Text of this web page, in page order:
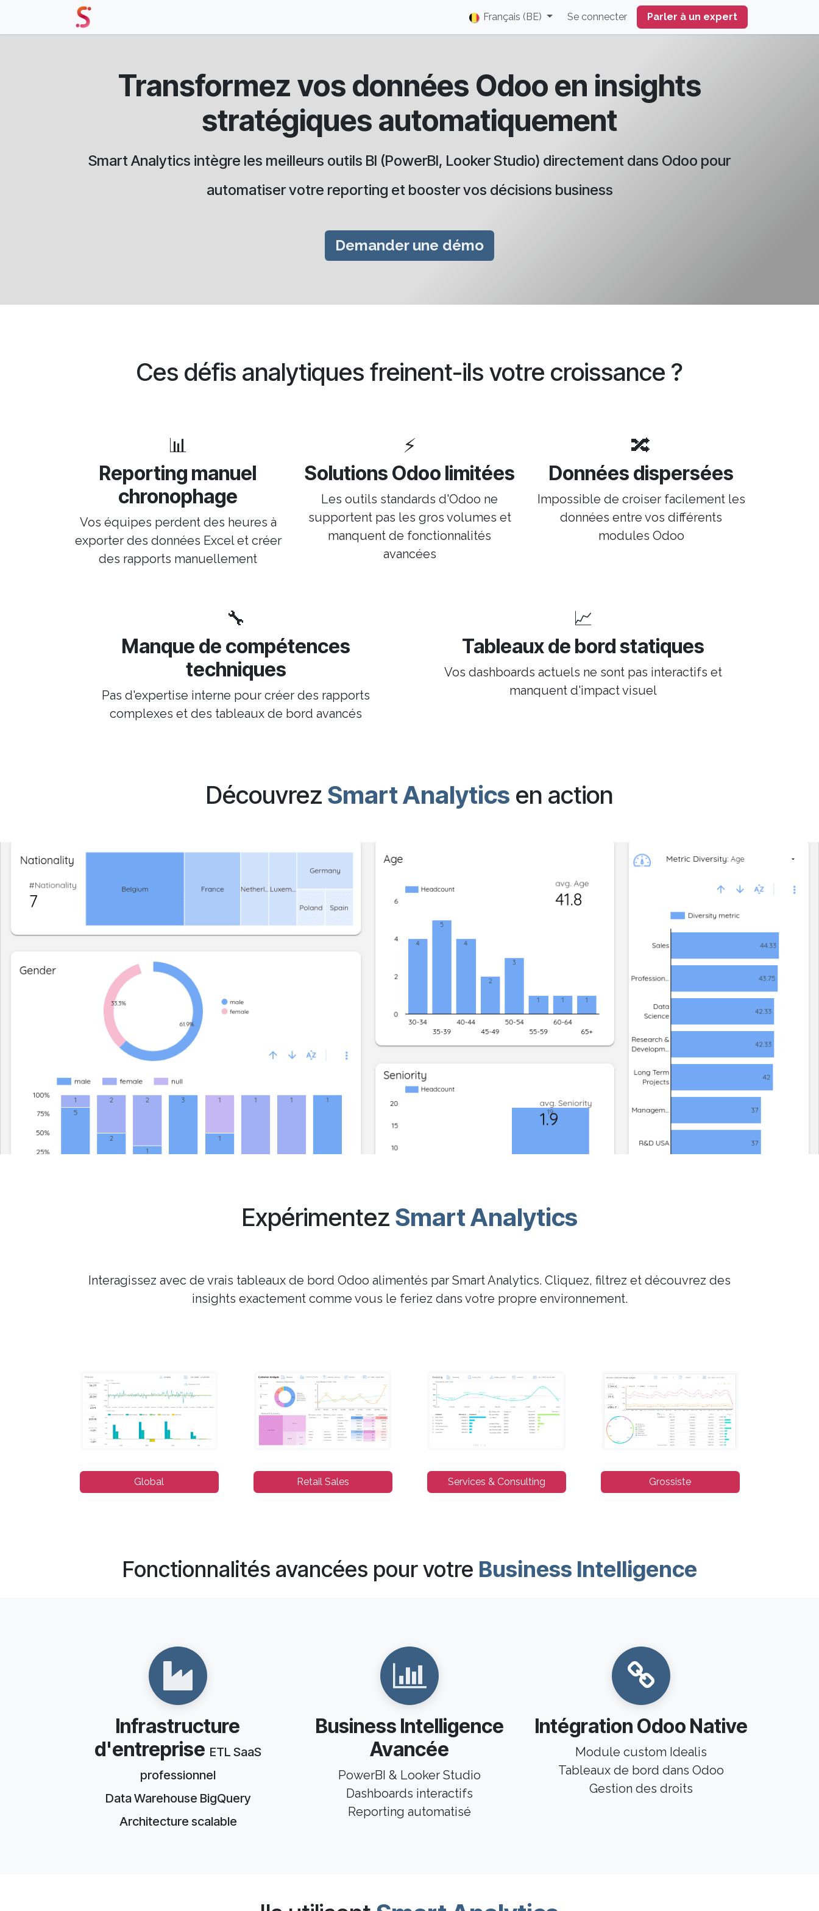
Se rendre au contenu
À Propos Postes
Français (BE) Se connecter Parler à un expert
Transformez vos données Odoo en insights
stratégiques automatiquement
Smart Analytics intègre les meilleurs outils BI (PowerBI, Looker Studio) directement dans Odoo pour
automatiser votre reporting et booster vos décisions business
Demander une démo
Ces défis analytiques freinent-ils votre croissance ?
📊
Reporting manuel
chronophage
Vos équipes perdent des heures à
exporter des données Excel et créer
des rapports manuellement
⚡
Solutions Odoo limitées
Les outils standards d'Odoo ne
supportent pas les gros volumes et
manquent de fonctionnalités
avancées
🔀
Données dispersées
Impossible de croiser facilement les
données entre vos différents
modules Odoo
🔧
Manque de compétences
techniques
Pas d'expertise interne pour créer des rapports
complexes et des tableaux de bord avancés
📈
Tableaux de bord statiques
Vos dashboards actuels ne sont pas interactifs et
manquent d'impact visuel
Découvrez Smart Analytics en action
Expérimentez Smart Analytics
Interagissez avec de vrais tableaux de bord Odoo alimentés par Smart Analytics. Cliquez, filtrez et découvrez des
insights exactement comme vous le feriez dans votre propre environnement.
Global​​ Retail Sales Services & Consulting Grossiste​​
Fonctionnalités avancées pour votre Business Intelligence
Infrastructure
d'entreprise ETL SaaS
professionnel
Data Warehouse BigQuery
Architecture scalable
Business Intelligence
Avancée
PowerBI & Looker Studio
Dashboards interactifs
Reporting automatisé
Intégration Odoo Native
Module custom Idealis
Tableaux de bord dans Odoo
Gestion des droits